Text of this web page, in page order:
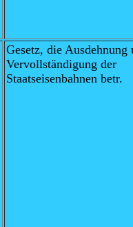
Gesetz, die Ausdehnung
Vervollständigung der
Staatseisenbahnen betr.